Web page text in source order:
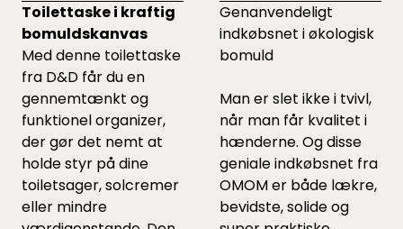
Toilettaske i kraftig
bomuldskanvas
Med denne toilettaske
fra D&D får du en
gennemtænkt og
funktionel organizer,
der gør det nemt at
holde styr på dine
toiletsager, solcremer
eller mindre
Genanvendeligt
indkøbsnet i økologisk
bomuld
Man er slet ikke i tvivl,
når man får kvalitet i
hænderne. Og disse
geniale indkøbsnet fra
OMOM er både lækre,
bevidste, solide og